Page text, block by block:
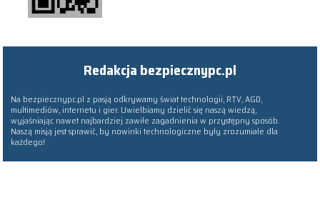
Redakcja bezpiecznypc.pl
Na bezpiecznypc.pl z pasją odkrywamy świat technologii, RTV, AGD,
multimediów, internetu i gier. Uwielbiamy dzielić się naszą wiedzą,
wyjaśniając nawet najbardziej zawiłe zagadnienia w przystępny sposób.
Naszą misją jest sprawić, by nowinki technologiczne były zrozumiałe dla
każdego!